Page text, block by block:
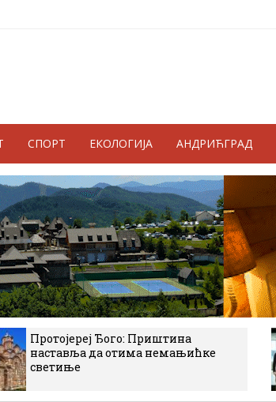
СПОРТ ЕКОЛОГИЈА АНДРИЋГРАД
Протојереј Ђого: Приштина
наставља да отима немањићке
светиње